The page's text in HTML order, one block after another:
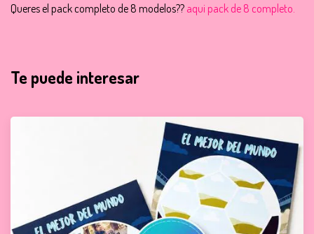
Queres el pack completo de 8 modelos?? aqui pack de 8 completo.
Te puede interesar